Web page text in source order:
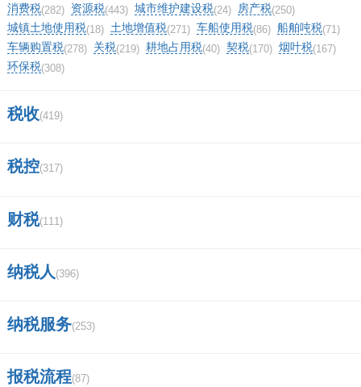
中国商标网网上查询系统？
费用？
消费税(282) 资源税(443) 城市维护建设税(24) 房产税(250)
城镇土地使用税(18) 土地增值税(271) 车船使用税(86) 船舶吨税(71)
车辆购置税(278) 关税(219) 耕地占用税(40) 契税(170) 烟叶税(167)
环保税(308)
税收(419)
税控(317)
财税(111)
纳税人 (396)
纳税服务(253)
报税流程(87)